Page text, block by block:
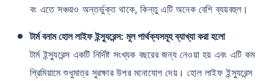
বং এতে সঞ্চয়ও অন্তর্ভুক্ত থাকে, কিন্তু এটি অনেক বেশি ব্যয়বহুল।
টার্ম বনাম হোল লাইফ ইন্স্যুরেন্স: মূল পার্থক্যসমূহ ব্যাখ্যা করা হলো
টার্ম ইন্স্যুরেন্স একটি নির্দিষ্ট সংখ্যক বছরের জন্য নেওয়া হয় এবং এটি কম
প্রিমিয়ামে শুধুমাত্র সুরক্ষার উপর মনোযোগ দেয়। হোল লাইফ ইন্স্যুরেন্স